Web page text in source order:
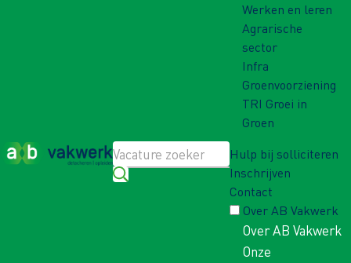
Werken en leren
Agrarische
sector
Infra
Groenvoorziening
TRI Groei in
Groen
Hulp bij solliciteren
Inschrijven
Contact
Over AB Vakwerk
Over AB Vakwerk
Onze